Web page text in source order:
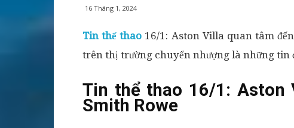
16 Tháng 1, 2024
Tin thể thao 16/1: Aston Villa quan tâm
trên thị trường chuyển nhượng là những tin
Tin thể thao 16/1: Aston
Smith Rowe